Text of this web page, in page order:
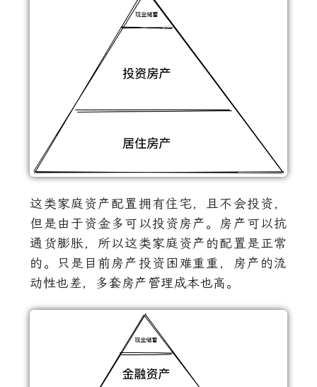
这类家庭资产配置拥有住宅，且不会投资，
但是由于资金多可以投资房产。房产可以抗
通货膨胀，所以这类家庭资产的配置是正常
的。只是目前房产投资困难重重，房产的流
动性也差，多套房产管理成本也高。